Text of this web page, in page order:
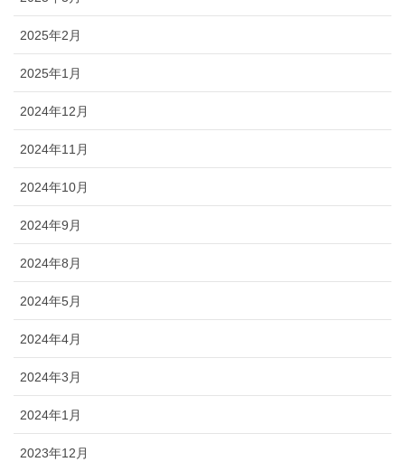
2025年2月
2025年1月
2024年12月
2024年11月
2024年10月
2024年9月
2024年8月
2024年5月
2024年4月
2024年3月
2024年1月
2023年12月